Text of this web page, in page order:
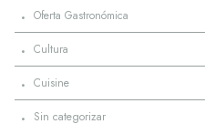
· Oferta Gastronómica
· Cultura
· Cuisine
· Sin categorizar